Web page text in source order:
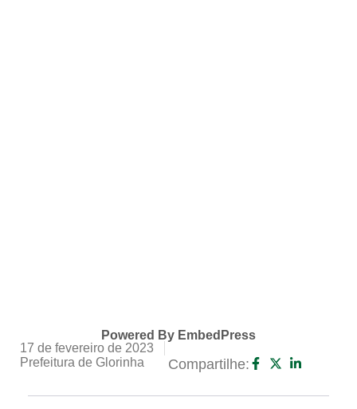
Powered By EmbedPress
17 de fevereiro de 2023
Prefeitura de Glorinha
Compartilhe: